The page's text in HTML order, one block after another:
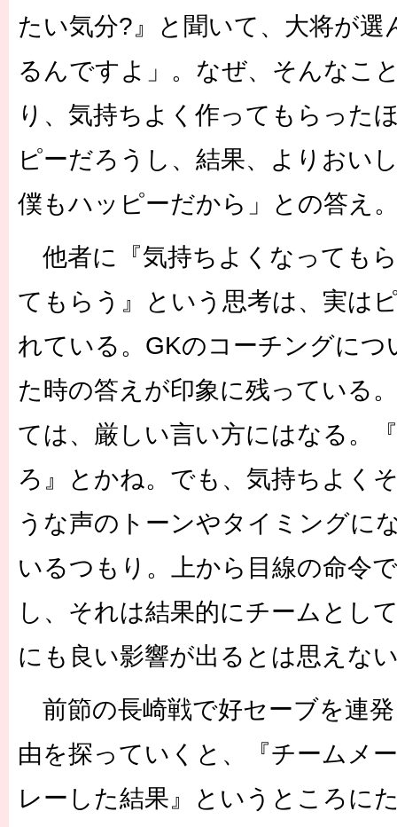
たい気分?』と聞いて、大将が選
るんですよ」。なぜ、そんなこ
り、気持ちよく作ってもらった
ピーだろうし、結果、よりおい
僕もハッピーだから」との答え
他者に『気持ちよくなっても
てもらう』という思考は、実は
れている。GKのコーチングにつ
た時の答えが印象に残っている
ては、厳しい言い方にはなる。
ろ』とかね。でも、気持ちよく
うな声のトーンやタイミングに
いるつもり。上から目線の命令
し、それは結果的にチームとし
にも良い影響が出るとは思えな
前節の長崎戦で好セーブを連
由を探っていくと、『チームメ
レーした結果』というところに